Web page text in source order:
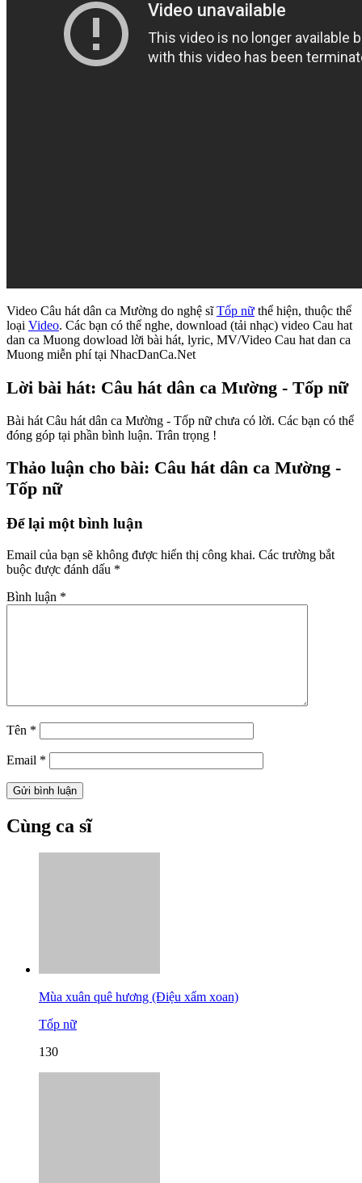
Video Câu hát dân ca Mường do nghệ sĩTốp nữ thể hiện, thuộc thể
loại Video. Các bạn có thể nghe, download (tải nhạc) video Cau hat
dan ca Muong dowload lời bài hát, lyric, MV/Video Cau hat dan ca
Muong miễn phí tại NhacDanCa.Net
Lời bài hát: Câu hát dân ca Mường - Tốp nữ
Bài hát Câu hát dân ca Mường - Tốp nữ chưa có lời. Các bạn có thể
đóng góp tại phần bình luận. Trân trọng !
Thảo luận cho bài: Câu hát dân ca Mường -
Tốp nữ
Để lại một bình luận
Email của bạn sẽ không được hiển thị công khai. Các trường bắt
buộc được đánh dấu *
Bình luận *
Tên *
Email *
Cùng ca sĩ
Mùa xuân quê hương (Điệu xẩm xoan)
Tốp nữ
130